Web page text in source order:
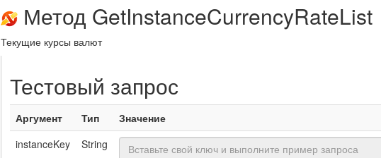
Метод GetInstanceCurrencyRateList
Текущие курсы валют
Тестовый запрос
Аргумент Тип
Значение
instanceKey
String